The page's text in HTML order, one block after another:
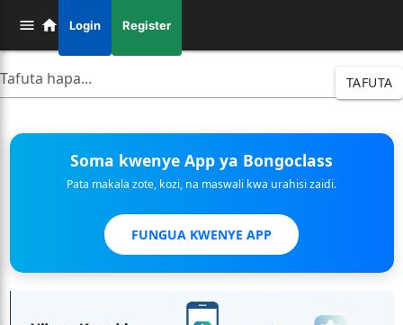
Login Register
TAFUTA
Soma kwenye App ya Bongoclass
Pata makala zote, kozi, na maswali kwa urahisi zaidi.
FUNGUA KWENYE APP